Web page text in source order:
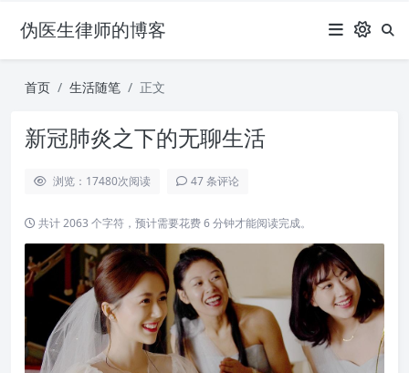
伪医生律师的博客
首页 生活随笔 正文
新冠肺炎之下的无聊生活
浏览：17480次阅读 47 条评论
共计 2063 个字符，预计需要花费 6 分钟才能阅读完成。